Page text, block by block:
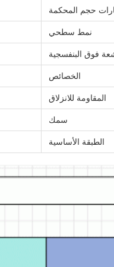
حجم المحكمة
نمط سطحي
فوق البنفسجية
الخصائص
المقاومة للانزلاق
سمك
الطبقة الأساسية